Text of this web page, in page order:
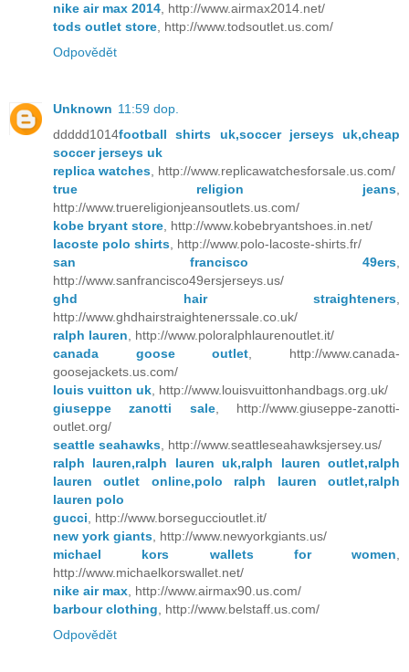
nike air max 2014, http://www.airmax2014.net/
tods outlet store, http://www.todsoutlet.us.com/
Odpovědět
Unknown 11:59 dop.
ddddd1014football shirts uk,soccer jerseys uk,cheap
soccer jerseys uk
replica watches, http://www.replicawatchesforsale.us.com/
true religion jeans,
http://www.truereligionjeansoutlets.us.com/
kobe bryant store, http://www.kobebryantshoes.in.net/
lacoste polo shirts, http://www.polo-lacoste-shirts.fr/
san francisco 49ers,
http://www.sanfrancisco49ersjerseys.us/
ghd hair straighteners,
http://www.ghdhairstraightenerssale.co.uk/
ralph lauren, http://www.poloralphlaurenoutlet.it/
canada goose outlet, http://www.canada-
goosejackets.us.com/
louis vuitton uk, http://www.louisvuittonhandbags.org.uk/
giuseppe zanotti sale, http://www.giuseppe-zanotti-
outlet.org/
seattle seahawks, http://www.seattleseahawksjersey.us/
ralph lauren,ralph lauren uk,ralph lauren outlet,ralph
lauren outlet online,polo ralph lauren outlet,ralph
lauren polo
gucci, http://www.borseguccioutlet.it/
new york giants, http://www.newyorkgiants.us/
michael kors wallets for women,
http://www.michaelkorswallet.net/
nike air max, http://www.airmax90.us.com/
barbour clothing, http://www.belstaff.us.com/
Odpovědět